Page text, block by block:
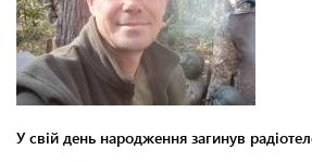
У свій день народження загинув